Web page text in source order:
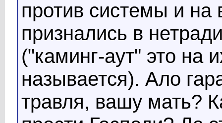
против системы и на
признались в
("каминг-аут" это на
называется). Ало
травля, вашу мать?